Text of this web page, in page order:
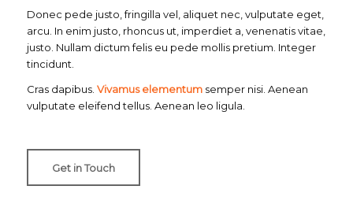
Donec pede justo, fringilla vel, aliquet nec, vulputate eget,
arcu. In enim justo, rhoncus ut, imperdiet a, venenatis vitae,
justo. Nullam dictum felis eu pede mollis pretium. Integer
tincidunt.
Cras dapibus. Vivamus elementumsemper nisi. Aenean
vulputate eleifend tellus. Aenean leo ligula.
Get in Touch